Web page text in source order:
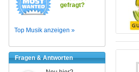
gefragt?
Top Musik anzeigen »
Fragen & Antworten